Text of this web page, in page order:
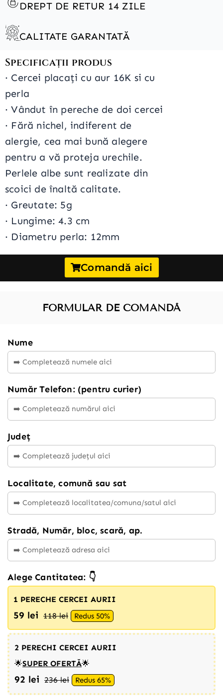
DREPT DE RETUR 14 ZILE
CALITATE GARANTATĂ
Specificații produs
· Cercei placați cu aur 16K si cu
perla
·Vândut în pereche de doi cercei
· Fără nichel, indiferent de
alergie, cea mai bună alegere
pentru a vă proteja urechile.
Perlele albe sunt realizate din
scoici de înaltă calitate.
· Greutate: 5g
· Lungime: 4.3 cm
· Diametru perla: 12mm
Comandă aici
FORMULAR DE COMANDĂ
Nume
Număr Telefon: (pentru curier)
Județ
Localitate, comună sau sat
Stradă, Număr, bloc, scară, ap.
Alege Cantitatea: 👇
1 PERECHE CERCEI AURII
59 lei 118 lei Redus 50%
2 PERECHI CERCEI AURII
🌟SUPER OFERTĂ🌟
92 lei 236 lei Redus 65%